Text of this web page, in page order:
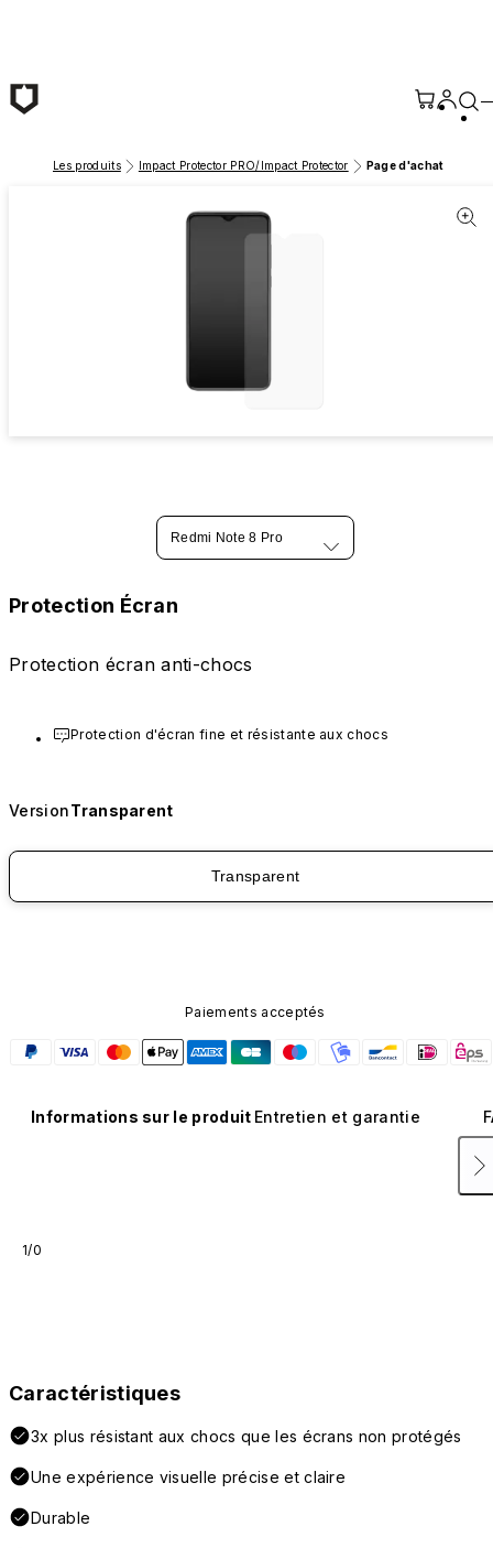
Les produits Impact Protector PRO/Impact Protector Page d'achat
Redmi Note 8 Pro
Protection Écran
Protection écran anti-chocs
Protection d'écran fine et résistante aux chocs
VersionTransparent
Transparent
Paiements acceptés
Informations sur le produit Entretien et garantie
1/0
Caractéristiques
3x plus résistant aux chocs que les écrans non protégés
Une expérience visuelle précise et claire
Durable